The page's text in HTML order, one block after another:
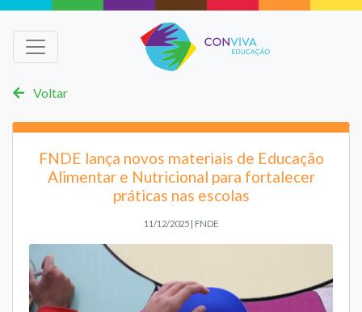
Voltar
FNDE lança novos materiais de Educação
Alimentar e Nutricional para fortalecer
práticas nas escolas
11/12/2025 | FNDE